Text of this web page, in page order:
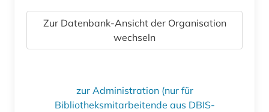
Zur Datenbank-Ansicht der Organisation
wechseln
zur Administration (nur für
Bibliotheksmitarbeitende aus DBIS-